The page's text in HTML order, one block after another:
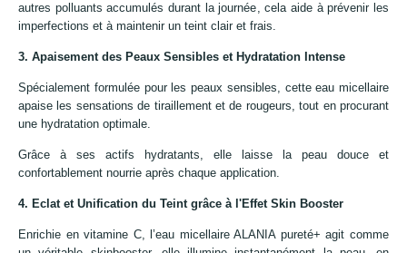
autres polluants accumulés durant la journée, cela aide à prévenir les
imperfections et à maintenir un teint clair et frais.
3. Apaisement des Peaux Sensibles et Hydratation Intense
Spécialement formulée pour les peaux sensibles, cette eau micellaire
apaise les sensations de tiraillement et de rougeurs, tout en procurant
une hydratation optimale.
Grâce à ses actifs hydratants, elle laisse la peau douce et
confortablement nourrie après chaque application.
4. Eclat et Unification du Teint grâce à l'Effet Skin Booster
Enrichie en vitamine C, l’eau micellaire ALANIA pureté+ agit comme